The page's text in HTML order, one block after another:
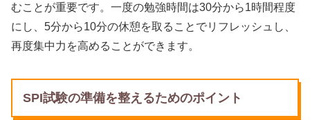
むことが重要です。一度の勉強時間は30分から1時間程度
にし、5分から10分の休憩を取ることでリフレッシュし、
再度集中力を高めることができます。
SPI試験の準備を整えるためのポイント